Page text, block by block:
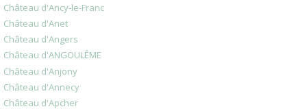
Château d'Ancy-le-Franc
Château d'Anet
Château d'Angers
Château d'ANGOULÊME
Château d'Anjony
Château d'Annecy
Château d'Apcher